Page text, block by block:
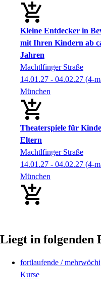
Kleine Entdecker in
mit Ihren Kindern ab
Jahren
Machtlfinger Straße
14.01.27 - 04.02.27 (4-
München
Theaterspiele für
Eltern
Machtlfinger Straße
14.01.27 - 04.02.27 (4-
München
Liegt in folgenden
fortlaufende /
Kurse